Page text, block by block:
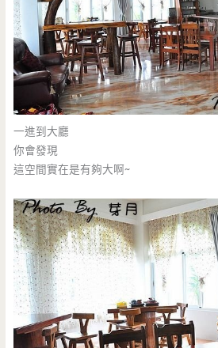
一進到大廳
你會發現
這空間實在是有夠大啊~